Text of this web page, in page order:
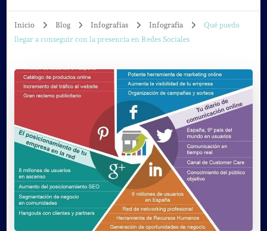
Inicio Blog Infografías Infografia
Qué puedo
llegar a conseguir con la presencia en Redes Sociales